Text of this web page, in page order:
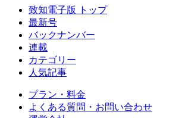
致知電子版 トップ
最新号
バックナンバー
連載
カテゴリー
人気記事
プラン・料金
よくある質問・お問い合わせ